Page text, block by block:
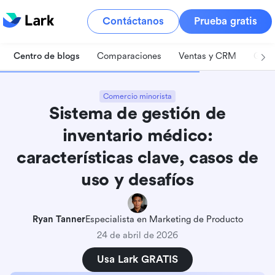
Contáctanos Prueba gratis
Centro de blogs Comparaciones Ventas y CRM
Comercio minorista
Sistema de gestión de
inventario médico:
características clave, casos de
uso y desafíos
Ryan TannerEspecialista en Marketing de Producto
24 de abril de 2026
Usa Lark GRATIS